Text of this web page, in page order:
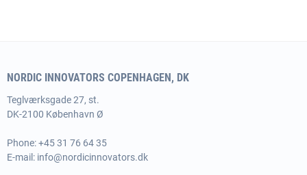
NORDIC INNOVATORS COPENHAGEN, DK
Teglværksgade 27, st.
DK-2100 København Ø
Phone:+45 31 76 64 35
E-mail: info@nordicinnovators.dk